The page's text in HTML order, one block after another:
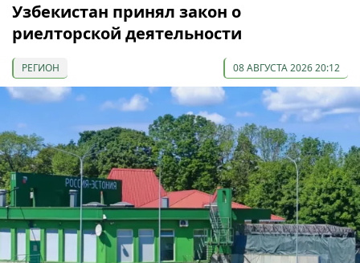
Узбекистан принял закон о
риелторской деятельности
РЕГИОН 08 АВГУСТА 2026 20:12